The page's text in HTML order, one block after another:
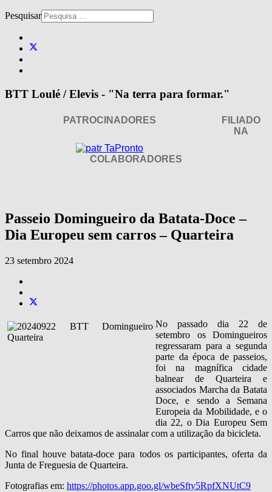
Pesquisar
BTT Loulé / Elevis - "Na terra para formar."
PATROCINADORES
FILIADO
NA
COLABORADORES
Passeio Domingueiro da Batata-Doce –
Dia Europeu sem carros – Quarteira
23 setembro 2024
No passado dia 22 de
setembro os Domingueiros
regressaram para a segunda
parte da época de passeios,
foi na magnífica cidade
balnear de Quarteira e
associados Marcha da Batata
Doce, e sendo a Semana
Europeia da Mobilidade, e o
dia 22, o Dia Europeu Sem
Carros que não deixamos de assinalar com a utilização da bicicleta.
No final houve batata-doce para todos os participantes, oferta da
Junta de Freguesia de Quarteira.
Fotografias em: https://photos.app.goo.gl/wbeSfty5RpfXNUtC9